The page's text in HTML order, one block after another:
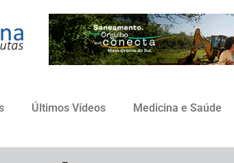
Últimos Vídeos Medicina e Saúde